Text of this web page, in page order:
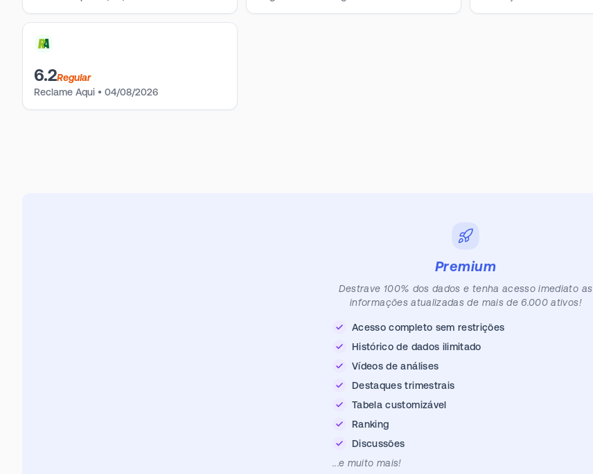
6.2Regular
Reclame Aqui • 04/08/2026
Premium
Destrave 100% dos dados e tenha acesso imediato as
informações atualizadas de mais de 6.000 ativos!
Acesso completo sem restrições
Histórico de dados ilimitado
Vídeos de análises
Destaques trimestrais
Tabela customizável
Ranking
Discussões
...e muito mais!